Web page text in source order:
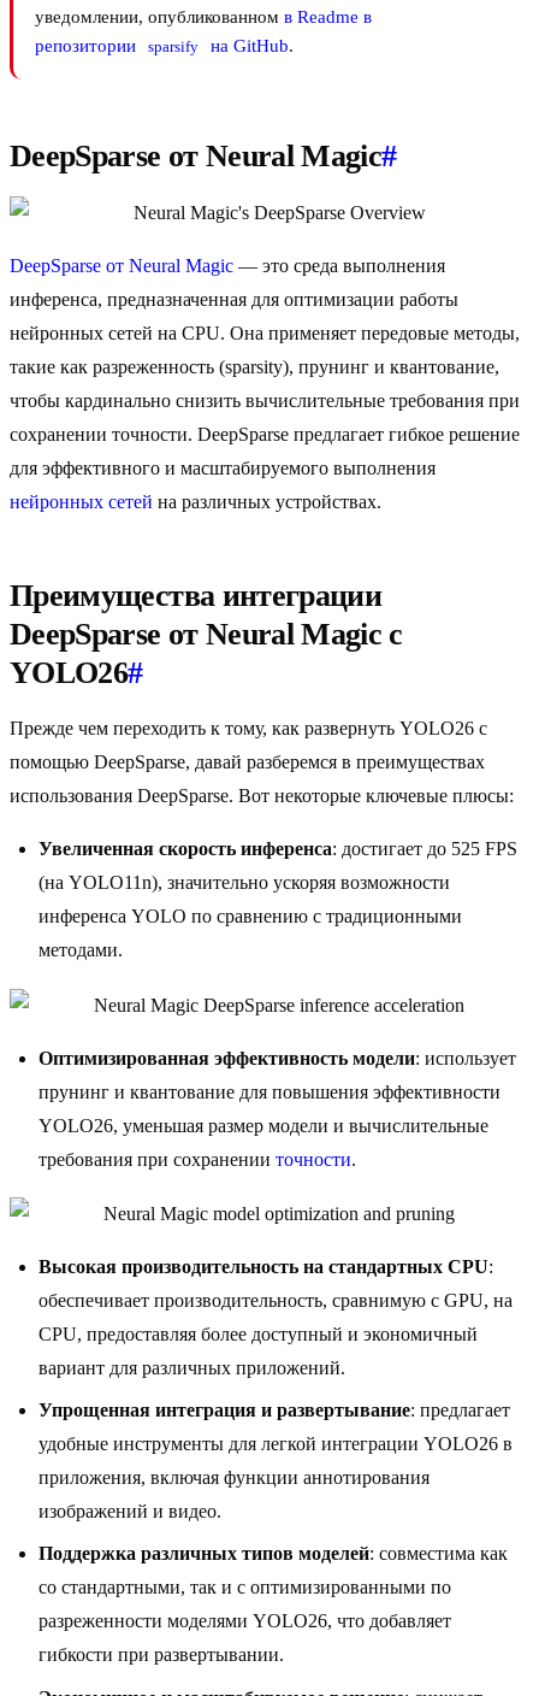
уведомлении, опубликованном в Readme в
репозитории
sparsify на GitHub.
DeepSparse от Neural Magic#
DeepSparse от Neural Magic — это среда выполнения
инференса, предназначенная для оптимизации работы
нейронных сетей на CPU. Она применяет передовые методы,
такие как разреженность (sparsity), прунинг и квантование,
чтобы кардинально снизить вычислительные требования при
сохранении точности. DeepSparse предлагает гибкое решение
для эффективного и масштабируемого выполнения
нейронных сетей на различных устройствах.
Преимущества интеграции
DeepSparse от Neural Magic с
YOLO26#
Прежде чем переходить к тому, как развернуть YOLO26 с
помощью DeepSparse, давай разберемся в преимуществах
использования DeepSparse. Вот некоторые ключевые плюсы:
Увеличенная скорость инференса: достигает до 525 FPS
(на YOLO11n), значительно ускоряя возможности
инференса YOLO по сравнению с традиционными
методами.
Оптимизированная эффективность модели: использует
прунинг и квантование для повышения эффективности
YOLO26, уменьшая размер модели и вычислительные
требования при сохранении точности.
Высокая производительность на стандартных CPU:
обеспечивает производительность, сравнимую с GPU, на
CPU, предоставляя более доступный и экономичный
вариант для различных приложений.
Упрощенная интеграция и развертывание: предлагает
удобные инструменты для легкой интеграции YOLO26 в
приложения, включая функции аннотирования
изображений и видео.
Поддержка различных типов моделей: совместима как
со стандартными, так и с оптимизированными по
разреженности моделями YOLO26, что добавляет
гибкости при развертывании.